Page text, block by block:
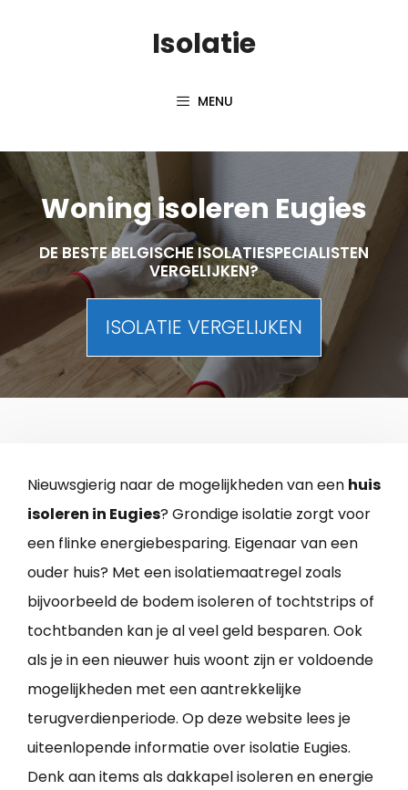
Isolatie
MENU
Woning isoleren Eugies
DE BESTE BELGISCHE ISOLATIESPECIALISTEN
VERGELIJKEN?
ISOLATIE VERGELIJKEN
Nieuwsgierig naar de mogelijkheden van een huis
isoleren in Eugies? Grondige isolatie zorgt voor
een flinke energiebesparing. Eigenaar van een
ouder huis? Met een isolatiemaatregel zoals
bijvoorbeeld de bodem isoleren of tochtstrips of
tochtbanden kan je al veel geld besparen. Ook
als je in een nieuwer huis woont zijn er voldoende
mogelijkheden met een aantrekkelijke
terugverdienperiode. Op deze website lees je
uiteenlopende informatie over isolatie Eugies.
Denk aan items als dakkapel isoleren en energie